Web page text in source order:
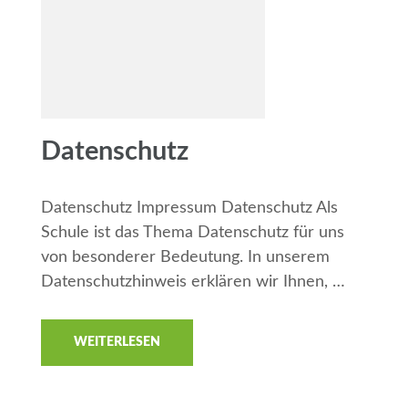
Datenschutz
Datenschutz Impressum Datenschutz Als
Schule ist das Thema Datenschutz für uns
von besonderer Bedeutung. In unserem
Datenschutzhinweis erklären wir Ihnen, …
WEITERLESEN